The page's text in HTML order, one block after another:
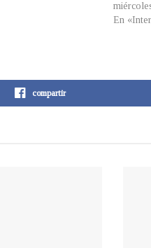
En
compartir